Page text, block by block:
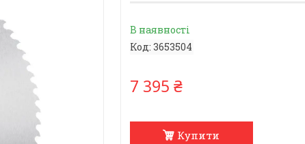
В наявності
Код: 3653504
7 395 ₴
Купити